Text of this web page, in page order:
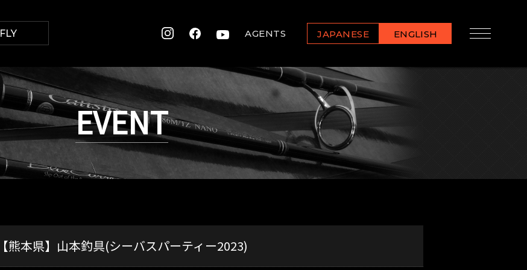
FLY AGENTS JAPANESE ENGLISH
EVENT
【熊本県】山本釣具(シーバスパーティー2023)